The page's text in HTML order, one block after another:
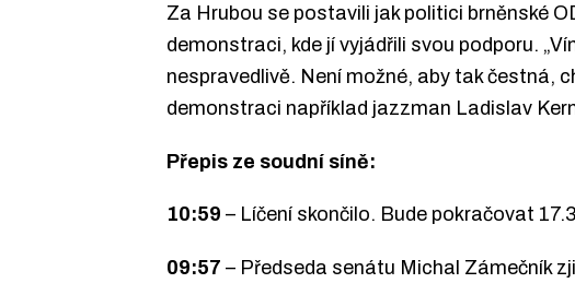
Za Hrubou se postavili jak politici brněnské
demonstraci, kde jí vyjádřili svou podporu.
nespravedlivě. Není možné, aby tak čestná,
demonstraci například jazzman Ladislav
Přepis ze soudní síně:
10:59 – Líčení skončilo. Bude pokračovat
09:57 – Předseda senátu Michal Zámečník